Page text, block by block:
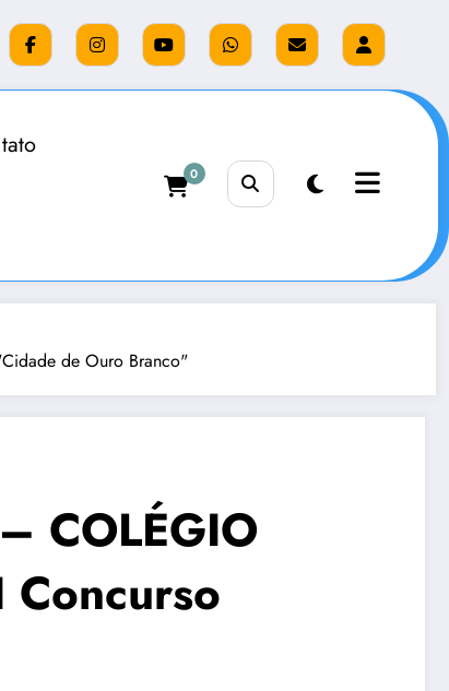
0
de Ouro Branco"
COLÉGIO
Concurso